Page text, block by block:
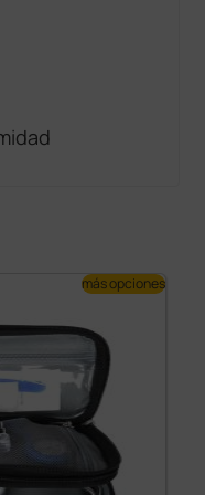
más opciones